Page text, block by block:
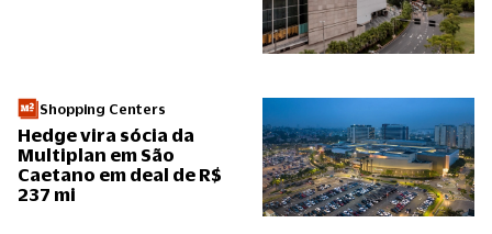
Shopping Centers
Hedge vira sócia da
Multiplan em São
Caetano em deal de R$
237 mi